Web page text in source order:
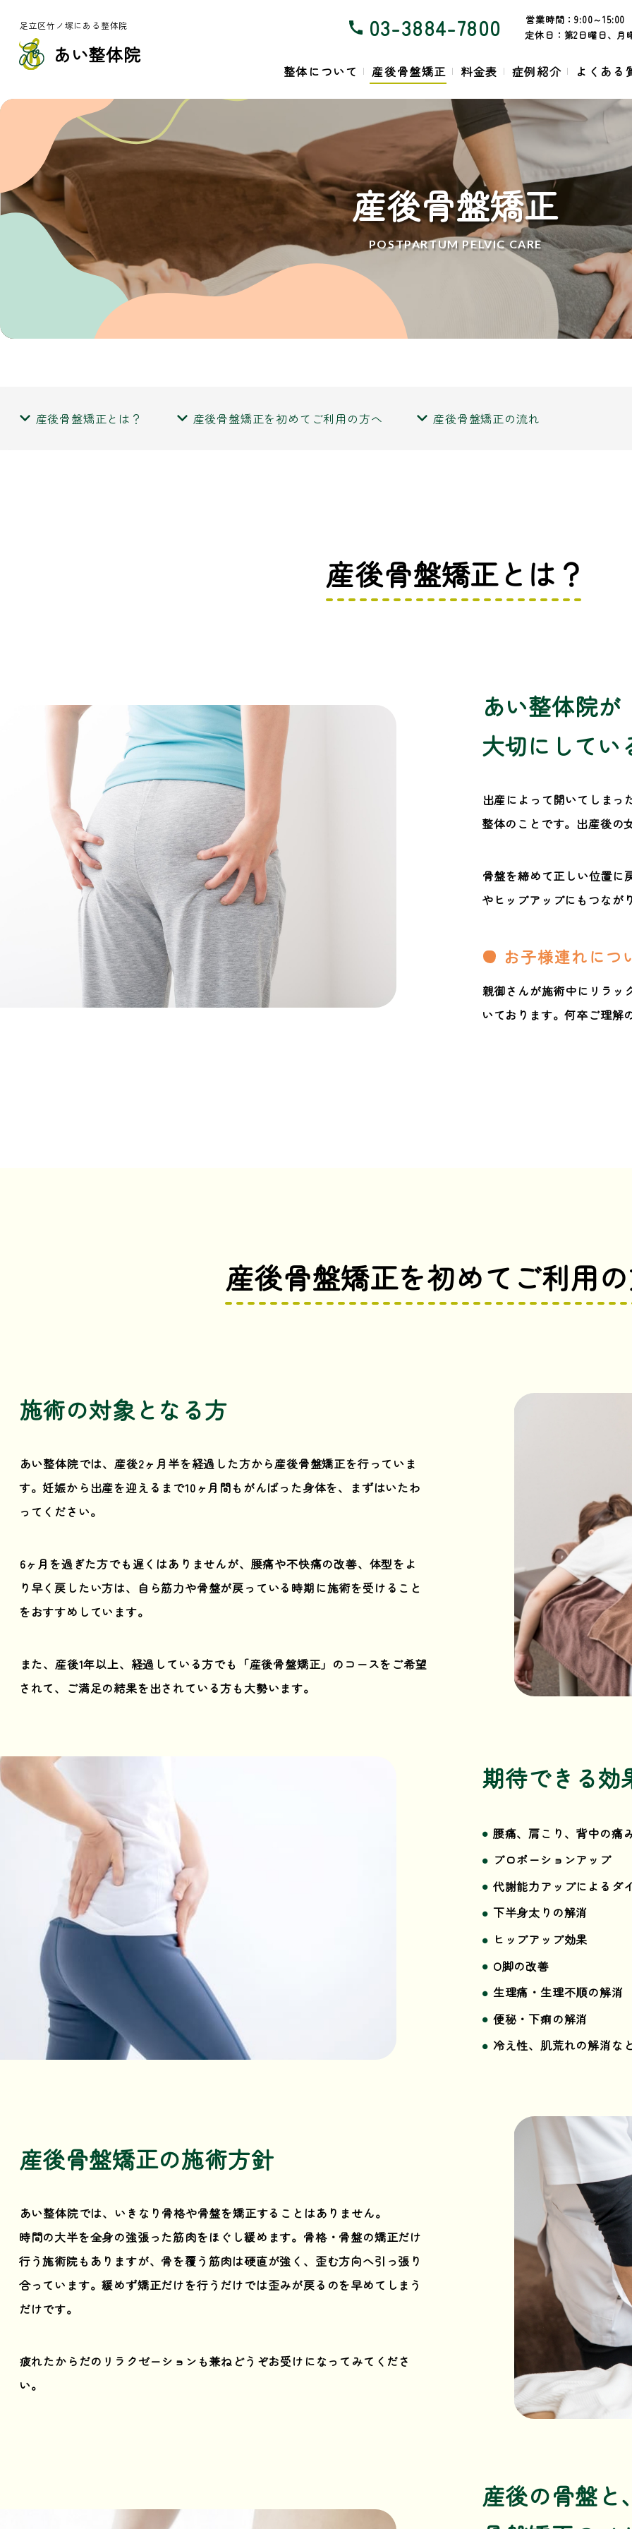
足立区竹ノ塚にある整体院
あい整体院
03-3884-7800 営業時間：9:00～15:00
定休日： 第2日曜日、月
整体について 産後骨盤矯正 料金表 症例紹介 よくある
産後骨盤矯正
産後骨盤矯正とは？ 産後骨盤矯正を初めてご利用の方へ 産後骨盤矯正の流れ
産後骨盤矯正とは？
あい整体院が
大切にしてい
出産によって開いてしまっ
整体のことです。出産後の
骨盤を締めて正しい位置に
やヒップアップにもつなが
お子様連れにつ
親御さんが施術中にリラッ
いております。何卒ご理解
産後骨盤矯正を初めてご利用
施術の対象となる方
あい整体院では、産後2ヶ月半を経過した方から産後骨盤矯正を行っていま
す。妊娠から出産を迎えるまで10ヶ月間もがんばった身体を、まずはいたわ
ってください。
6ヶ月を過ぎた方でも遅くはありませんが、腰痛や不快痛の改善、体型をよ
り早く戻したい方は、自ら筋力や骨盤が戻っている時期に施術を受けること
をおすすめしています。
また、産後1年以上、経過している方でも「産後骨盤矯正」のコースをご希望
されて、ご満足の結果を出されている方も大勢います。
期待できる効
腰痛、肩こり、背中の痛
プロポーションアップ
代謝能力アップによるダ
下半身太りの解消
ヒップアップ効果
O脚の改善
生理痛・生理不順の解消
便秘・下痢の解消
冷え性、肌荒れの解消な
産後骨盤矯正の施術方針
あい整体院では、いきなり骨格や骨盤を矯正することはありません。
時間の大半を全身の強張った筋肉をほぐし緩めます。骨格・骨盤の矯正だけ
行う施術院もありますが、骨を覆う筋肉は硬直が強く、歪む方向へ引っ張り
合っています。緩めず矯正だけを行うだけでは歪みが戻るのを早めてしまう
だけです。
疲れたからだのリラクゼーションも兼ねどうぞお受けになってみてくださ
い。
産後の骨盤と